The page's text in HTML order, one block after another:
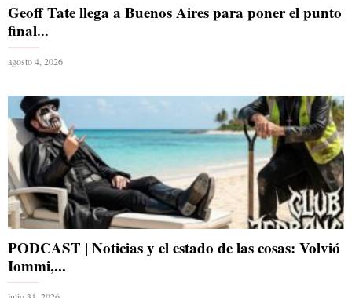
Geoff Tate llega a Buenos Aires para poner el punto
final...
agosto 4, 2026
PODCAST | Noticias y el estado de las cosas: Volvió
Iommi,...